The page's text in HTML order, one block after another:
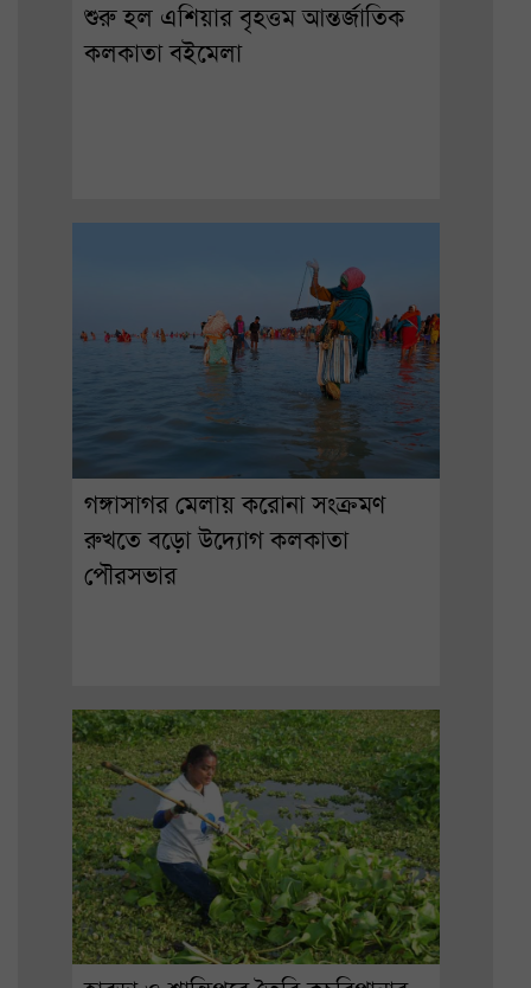
শুরু হল এশিয়ার বৃহত্তম আন্তর্জাতিক
কলকাতা বইমেলা
গঙ্গাসাগর মেলায় করোনা সংক্রমণ
রুখতে বড়ো উদ্যোগ কলকাতা
পৌরসভার